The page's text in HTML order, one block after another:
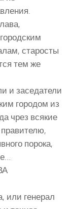
старосты
тем же
и заседатели
городом из
чрез всякие
порока,
или генерал